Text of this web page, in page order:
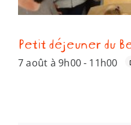
Petit déjeuner du
7 août à 9h00- 11h00